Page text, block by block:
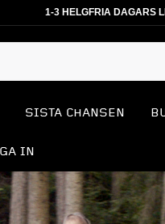
1-3 HELGFRIA DAGARS
SISTA CHANSEN
IN